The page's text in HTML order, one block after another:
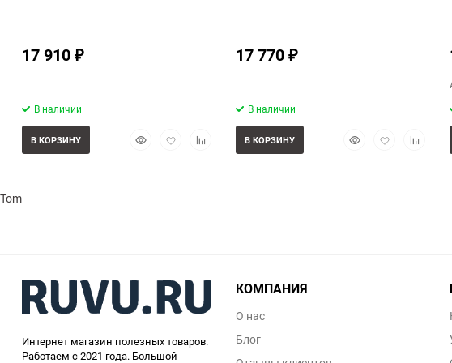
17 910 ₽
В наличии
БыстрыйДобавитьДобавить
В КОРЗИНУ
17 770 ₽
В наличии
БыстрыйДобавитьДобавить
В КОРЗИНУ
Tomas Stern
Интернет магазин полезных товаров.
Работаем с 2021 года. Большой
КОМПАНИЯ
О нас
Блог